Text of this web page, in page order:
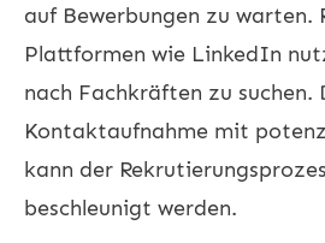
auf Bewerbungen zu warten.
Plattformen wie LinkedIn
nach Fachkräften zu suchen.
Kontaktaufnahme mit
kann der
beschleunigt werden.